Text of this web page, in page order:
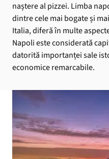
naștere al pizzei. Limba
dintre cele mai bogate și
Italia, diferă în multe
Napoli este considerată
datorită importanței sale
economice remarcabile.